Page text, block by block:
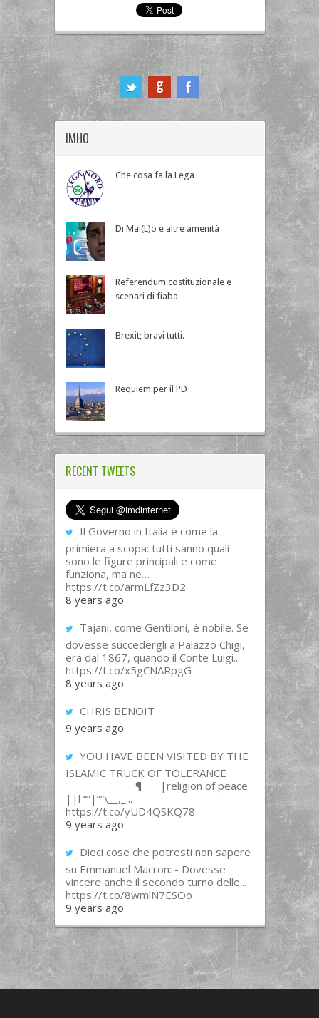
IMHO
Che cosa fa la Lega
Di Mai(L)o e altre amenità
Referendum costituzionale e
scenari di fiaba
Brexit; bravi tutti.
Requiem per il PD
RECENT TWEETS
Il Governo in Italia è come la
primiera a scopa: tutti sanno quali
sono le figure principali e come
funziona, ma ne…
https://t.co/armLfZz3D2
8 years ago
Tajani, come Gentiloni, è nobile. Se
dovesse succedergli a Palazzo Chigi,
era dal 1867, quando il Conte Luigi...
https://t.co/x5gCNARpgG
8 years ago
CHRIS BENOIT
9 years ago
YOU HAVE BEEN VISITED BY THE
ISLAMIC TRUCK OF TOLERANCE
______________¶___ |religion of peace
||l “”|””\__,_...
https://t.co/yUD4QSKQ78
9 years ago
Dieci cose che potresti non sapere
su Emmanuel Macron: - Dovesse
vincere anche il secondo turno delle...
https://t.co/8wmlN7ESOo
9 years ago